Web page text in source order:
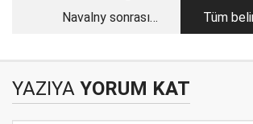
Navalny sonrası
Tüm
için
YAZIYA YORUM KAT